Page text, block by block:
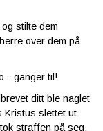
stilte dem
over dem på
- ganger til!
ditt ble naglet
Kristus slettet ut
straffen på seg.